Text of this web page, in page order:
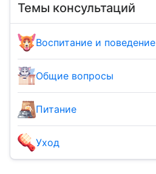
Темы консультаций
Воспитание и поведение
Общие вопросы
Питание
Уход